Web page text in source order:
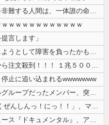
【物議】倉田真由美さん「警官を非難する人間は、一体誰の命を守りたいのか...
ｗｗｗｗｗｗｗｗｗｗｗ
言します」
【動画】仲間に花火を水平撃ちしようとして障害を負ったかもしれない事故。
【速報】日本製メモリに世界中から注文殺到！！！ １兆５０００億円で工場...
止に追い込まれるwwwwwww
【悲報】橋本環奈と同じアイドルグループだったメンバー、突然暴露をしだす...
【画像】「アズールレーン びそくぜんしんっ！にっ！！」、マジのガチでシ...
【朗報】松本人志企画・プロデュース『ドキュメンタル』、アメリカで初の制...